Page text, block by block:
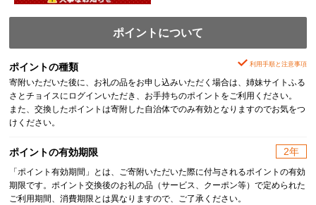
ポイントについて
ポイントの種類 利用手順と注意事項
寄附いただいた後に、お礼の品をお申し込みいただく場合は、姉妹サイトふる
さとチョイスにログインいただき、お手持ちのポイントをご利用ください。
また、交換したポイントは寄附した自治体でのみ有効となりますのでお気をつ
けください。
ポイントの有効期限 2年
「ポイント有効期間」とは、ご寄附いただいた際に付与されるポイントの有効
期限です。ポイント交換後のお礼の品（サービス、クーポン等）で定められた
ご利用期間、消費期限とは異なりますので、ご了承ください。